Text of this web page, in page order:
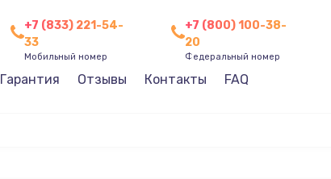
+7 (833) 221-54-
33
Мобильный номер
+7 (800) 100-38-
20
Федеральный номер
Гарантия Отзывы Контакты FAQ